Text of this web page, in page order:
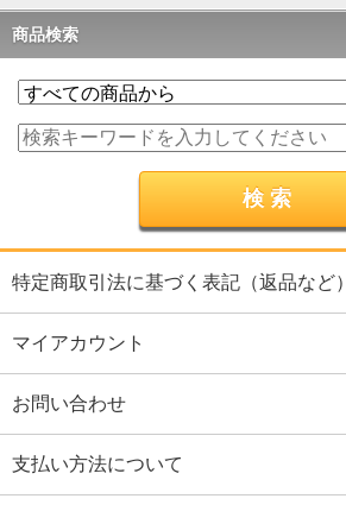
商品検索
特定商取引法に基づく表記（返品など）
マイアカウント
お問い合わせ
支払い方法について